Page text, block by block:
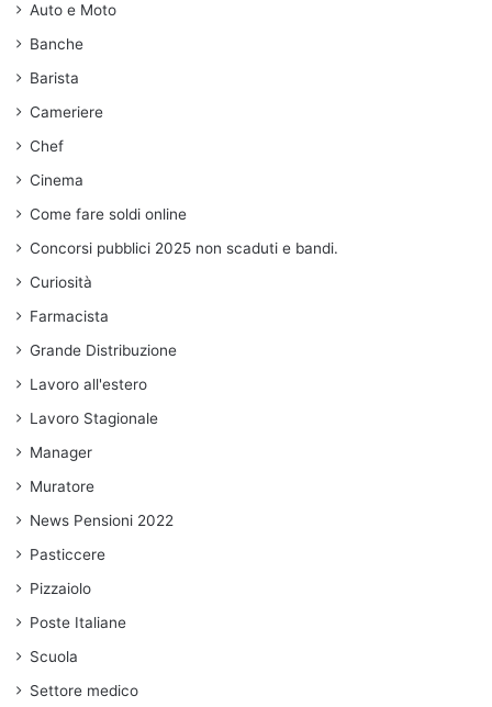
Auto e Moto
Banche
Barista
Cameriere
Chef
Cinema
Come fare soldi online
Concorsi pubblici 2025 non scaduti e bandi.
Curiosità
Farmacista
Grande Distribuzione
Lavoro all'estero
Lavoro Stagionale
Manager
Muratore
News Pensioni 2022
Pasticcere
Pizzaiolo
Poste Italiane
Scuola
Settore medico